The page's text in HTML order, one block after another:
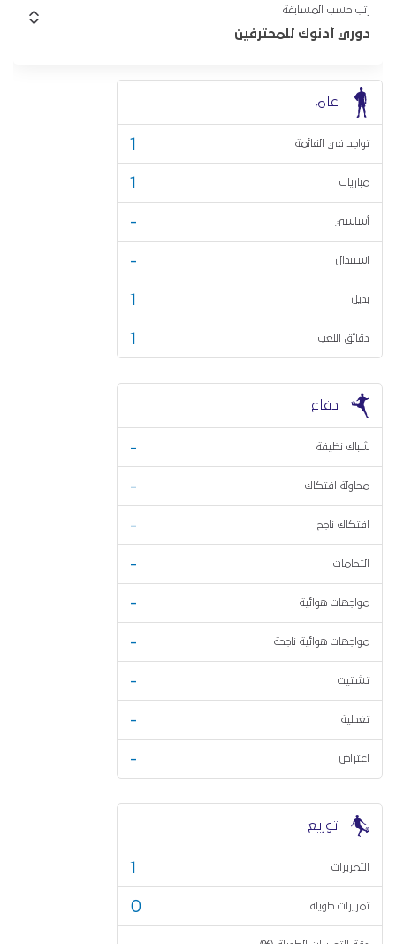
رتب حسب المسابقة
دوري أدنوك للمحترفين
عام
تواجد في القائمة 1
مباريات 1
أساسي -
استبدال -
بديل 1
دقائق اللعب 1
دفاع
شباك نظيفة -
محاولة افتكاك -
افتكاك ناجح -
التحامات -
مواجهات هوائية -
مواجهات هوائية ناجحة -
تشتيت -
تغطية -
اعتراض -
توزيع
التمريرات 1
تمريرات طويلة 0